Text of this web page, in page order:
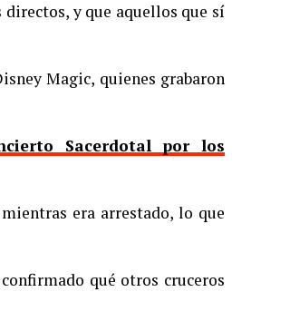
y que aquellos que sí
Magic, quienes grabaron
Sacerdotal por los
era arrestado, lo que
qué otros cruceros